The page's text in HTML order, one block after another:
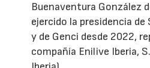
Buenaventura González
ejercido la presidencia de
y de Genci desde 2022,
compañía Enilive Iberia,